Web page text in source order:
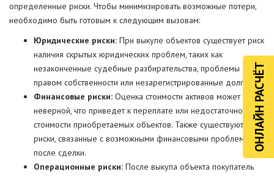
ОНЛАЙН РАСЧЁТ
определенные риски. Чтобы минимизировать возможные потери,
необходимо быть готовым к следующим вызовам:
Юридические риски: При выкупе объектов существует риск
наличия скрытых юридических проблем, таких как
незаконченные судебные разбирательства, проблемы с
правом собственности или незарегистрированные долги.
Финансовые риски: Оценка стоимости активов может быть
неверной, что приведет к переплате или недостаточной
стоимости приобретаемых объектов. Также существуют
риски, связанные с возможными финансовыми проблемами
после сделки.
Операционные риски: После выкупа объекта покупатель